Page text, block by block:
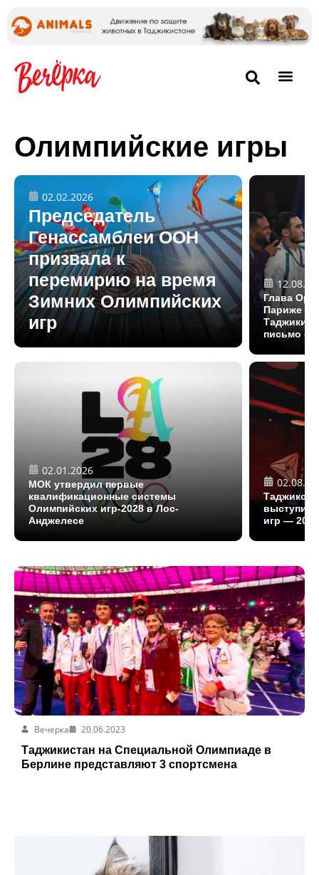
Олимпийские игры
02.02.2026
Председатель
Генассамблеи ООН
призвала к
перемирию на время
Зимних Олимпийских
игр
02.01.2026
МОК утвердил первые
квалификационные системы
Олимпийских игр-2028 в Лос-
Анджелесе
Глава
Париже
письмо с
выступит
игр —
Вечерка
20.06.2023
Таджикистан на Специальной Олимпиаде в
Берлине представляют 3 спортсмена